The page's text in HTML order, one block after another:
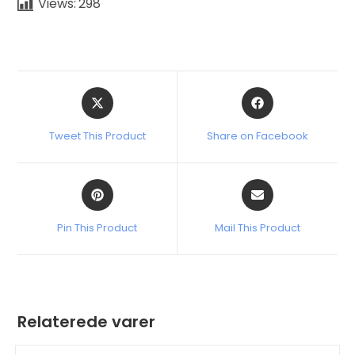
Tweet This Product Share on Facebook
Pin This Product Mail This Product
Relaterede varer